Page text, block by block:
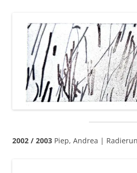
2002 / 2003 Piep, Andrea |